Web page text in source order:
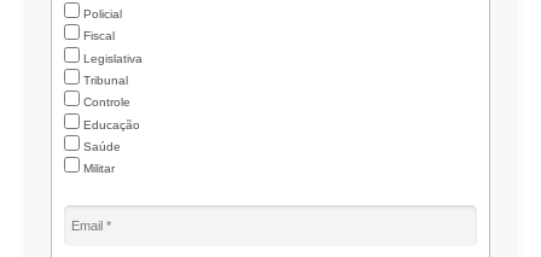
Policial
Fiscal
Legislativa
Tribunal
Controle
Educação
Saúde
Militar